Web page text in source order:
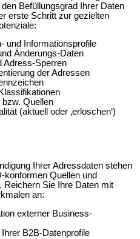
Befüllungsgrad Ihrer Daten
erste Schritt zur gezielten
und Informationsprofile
Änderungs-Daten
Adress-Sperren
der Adressen
Quellen
(aktuell oder ‚erloschen‘)
Ihrer Adressdaten stehen
Quellen und
Reichern Sie Ihre Daten mit
an:
externer Business-
B2B-Datenprofile